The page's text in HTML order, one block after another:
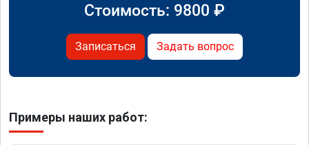
Стоимость: 9800 ₽
Записаться Задать вопрос
Примеры наших работ: